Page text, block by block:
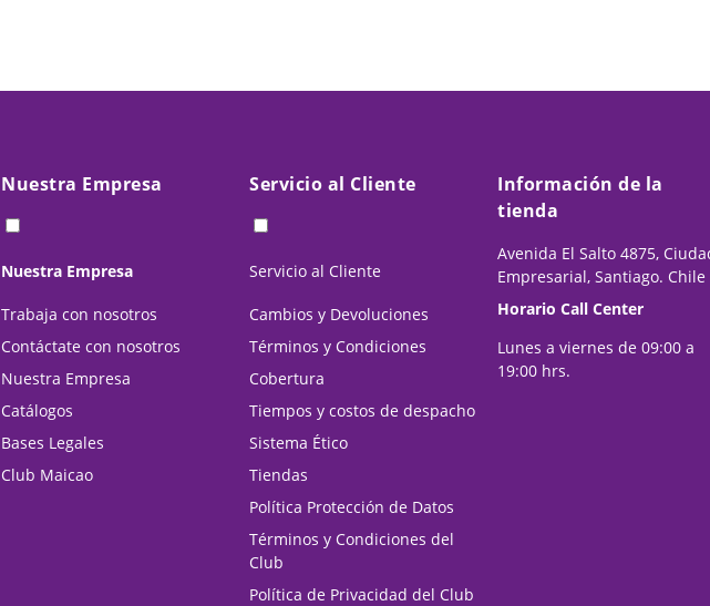
Nuestra Empresa
Nuestra Empresa
Trabaja con nosotros
Contáctate con nosotros
Nuestra Empresa
Catálogos
Bases Legales
Club Maicao
Servicio al Cliente
Servicio al Cliente
Cambios y Devoluciones
Términos y Condiciones
Cobertura
Tiempos y costos de despacho
Sistema Ético
Tiendas
Política Protección de Datos
Términos y Condiciones del
Club
Política de Privacidad del Club
Información de la
tienda
Avenida El Salto 4875,
Empresarial, Santiago. Chile
Horario Call Center
Lunes a viernes de 09:00 a
19:00 hrs.